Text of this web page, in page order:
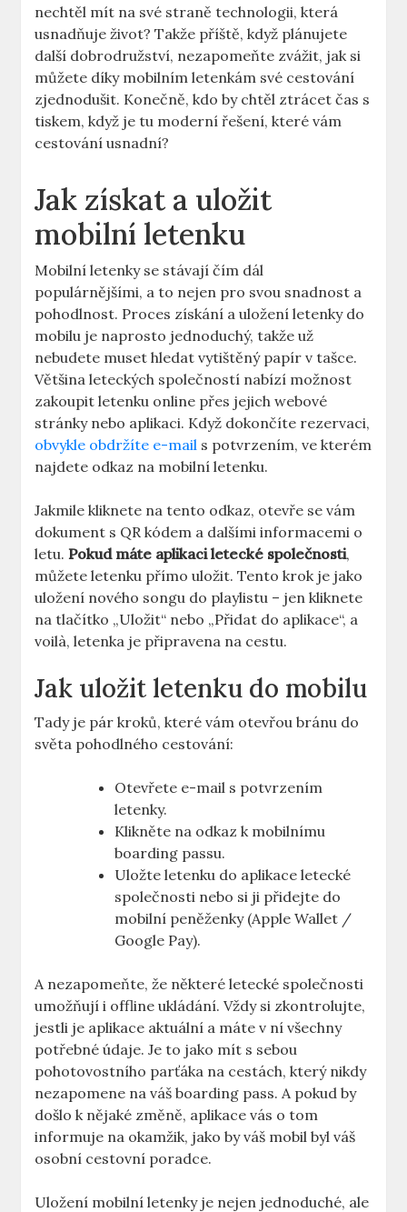
nechtěl mít na své straně technologii, která
usnadňuje život? Takže příště, když plánujete
další dobrodružství, nezapomeňte zvážit, jak si
můžete díky mobilním letenkám své cestování
zjednodušit. Konečně, kdo by chtěl ztrácet čas s
tiskem, když je tu moderní řešení, které vám
cestování usnadní?
Jak získat a uložit
mobilní letenku
Mobilní letenky se stávají čím dál
populárnějšími, a to nejen pro svou snadnost a
pohodlnost. Proces získání a uložení letenky do
mobilu je naprosto jednoduchý, takže už
nebudete muset hledat vytištěný papír v tašce.
Většina leteckých společností nabízí možnost
zakoupit letenku online přes jejich webové
stránky nebo aplikaci. Když dokončíte rezervaci,
obvykle obdržíte e-mail s potvrzením, ve kterém
najdete odkaz na mobilní letenku.
Jakmile kliknete na tento odkaz, otevře se vám
dokument s QR kódem a dalšími informacemi o
letu.Pokud máte aplikaci letecké společnosti,
můžete letenku přímo uložit. Tento krok je jako
uložení nového songu do playlistu – jen kliknete
na tlačítko „Uložit“ nebo „Přidat do aplikace“, a
voilà, letenka je připravena na cestu.
Jak uložit letenku do mobilu
Tady je pár kroků, které vám otevřou bránu do
světa pohodlného cestování:
Otevřete e-mail s potvrzením
letenky.
Klikněte na odkaz k mobilnímu
boarding passu.
Uložte letenku do aplikace letecké
společnosti nebo si ji přidejte do
mobilní peněženky (Apple Wallet /
Google Pay).
A nezapomeňte, že některé letecké společnosti
umožňují i offline ukládání. Vždy si zkontrolujte,
jestli je aplikace aktuální a máte v ní všechny
potřebné údaje. Je to jako mít s sebou
pohotovostního parťáka na cestách, který nikdy
nezapomene na váš boarding pass. A pokud by
došlo k nějaké změně, aplikace vás o tom
informuje na okamžik, jako by váš mobil byl váš
osobní cestovní poradce.
Uložení mobilní letenky je nejen jednoduché, ale